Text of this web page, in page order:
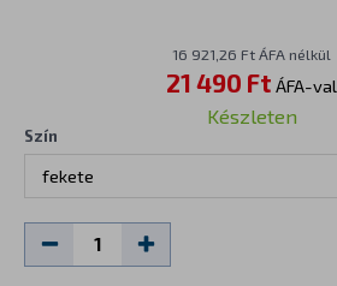
16 921,26 Ft ÁFA nélkül
21 490 Ft ÁFA-val
Készleten
Szín
fekete